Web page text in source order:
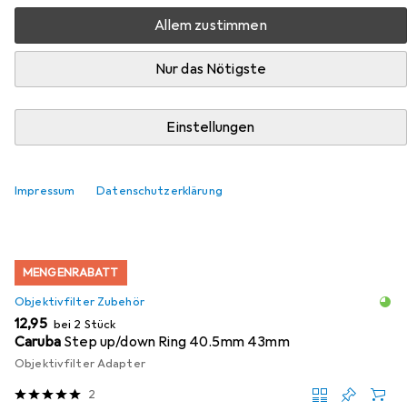
Allem zustimmen
Nur das Nötigste
Einstellungen
Impressum Datenschutzerklärung
Objektivfilter Zubehör
2
MENGENRABATT
Objektivfilter Zubehör
EUR
12,95 bei 2 Stück
Caruba Step up/down Ring 40.5mm 43mm
Objektivfilter Adapter
2